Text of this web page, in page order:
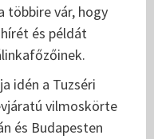
többire vár, hogy
és példát
idén a Tuzséri
vilmoskörte
és Budapesten